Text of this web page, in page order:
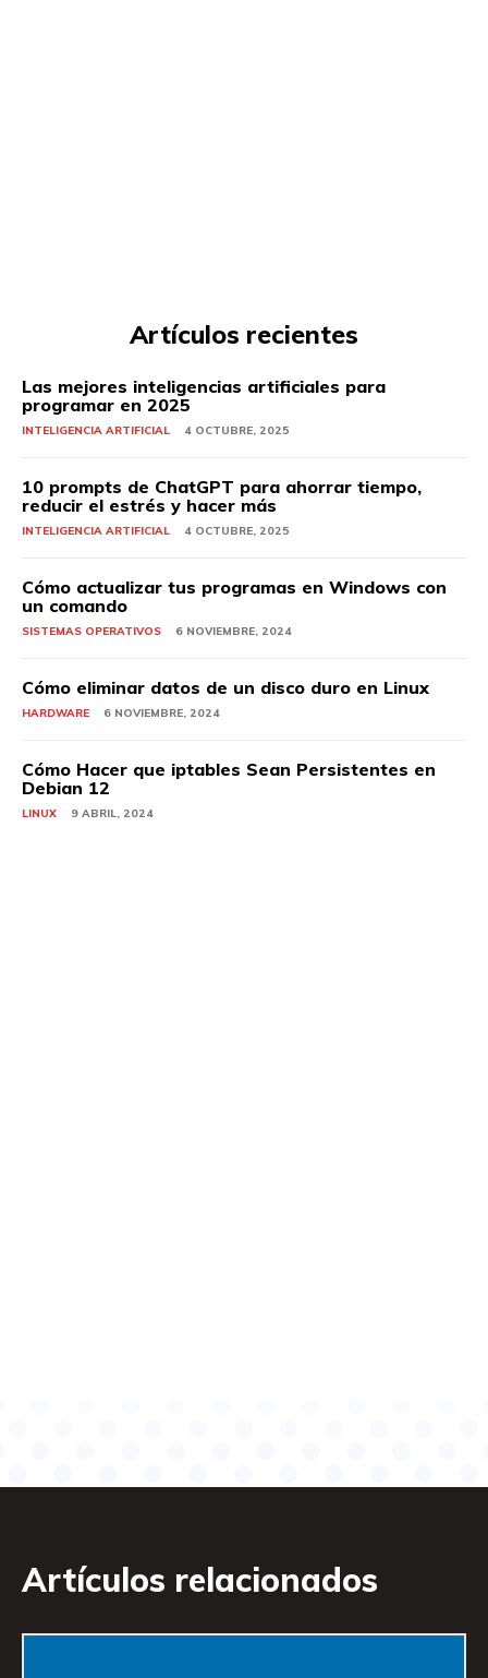
Artículos recientes
Las mejores inteligencias artificiales para
programar en 2025
INTELIGENCIA ARTIFICIAL 4 OCTUBRE, 2025
10 prompts de ChatGPT para ahorrar tiempo,
reducir el estrés y hacer más
INTELIGENCIA ARTIFICIAL 4 OCTUBRE, 2025
Cómo actualizar tus programas en Windows con
un comando
SISTEMAS OPERATIVOS 6 NOVIEMBRE, 2024
Cómo eliminar datos de un disco duro en Linux
HARDWARE 6 NOVIEMBRE, 2024
Cómo Hacer que iptables Sean Persistentes en
Debian 12
LINUX 9 ABRIL, 2024
Artículos relacionados